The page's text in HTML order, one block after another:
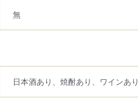
無
日本酒あり、焼酎あり、ワインあり